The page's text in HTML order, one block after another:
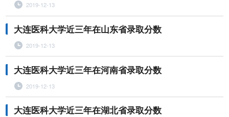
2019-12-13
大连医科大学近三年在山东省录取分数
2019-12-13
大连医科大学近三年在河南省录取分数
2019-12-13
大连医科大学近三年在湖北省录取分数